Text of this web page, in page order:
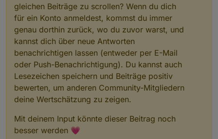
gleichen Beiträge zu scrollen? Wenn du dich
für ein Konto anmeldest, kommst du immer
genau dorthin zurück, wo du zuvor warst, und
kannst dich über neue Antworten
benachrichtigen lassen (entweder per E-Mail
oder Push-Benachrichtigung). Du kannst auch
Lesezeichen speichern und Beiträge positiv
bewerten, um anderen Community-Mitgliedern
deine Wertschätzung zu zeigen.
Mit deinem Input könnte dieser Beitrag noch
besser werden 💗